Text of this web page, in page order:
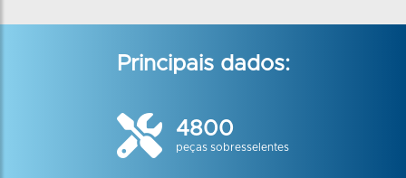
Principais dados:
4800
peças sobresselentes